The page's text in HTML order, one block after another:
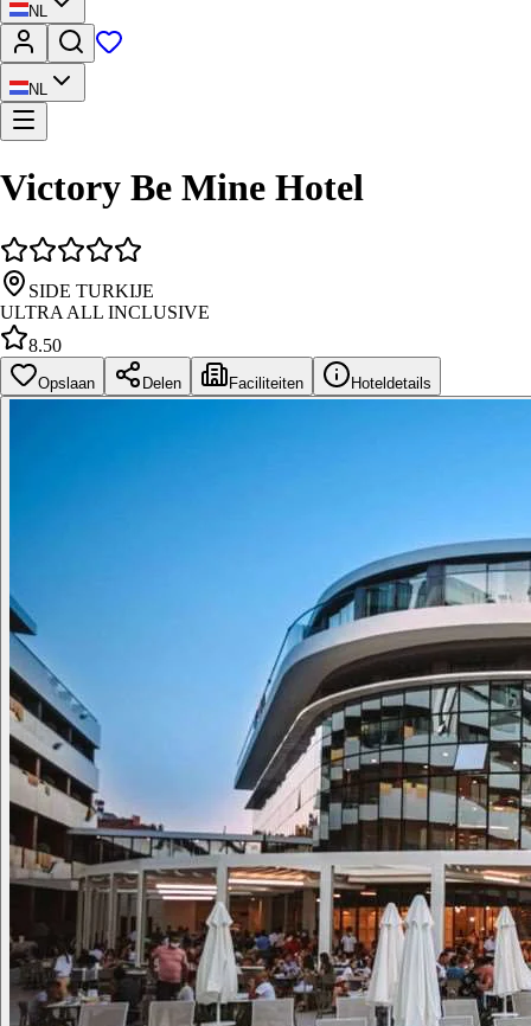
NL
NL
Victory Be Mine Hotel
SIDE TURKIJE
ULTRA ALL INCLUSIVE
8.50
Opslaan Delen Faciliteiten Hoteldetails